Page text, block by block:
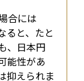
合には
ると、たと
、日本円
能性があ
抑えられま